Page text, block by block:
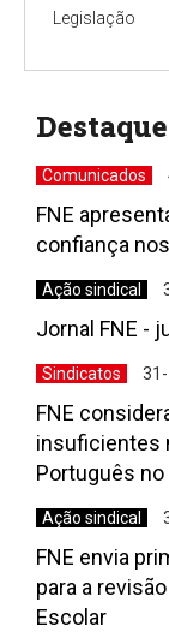
Legislação
Comunicados
FNE
confiança
Ação sindical
Jornal FNE -
Sindicatos
FNE
insuficientes
Português
Ação sindical
FNE envia
para a
Escolar